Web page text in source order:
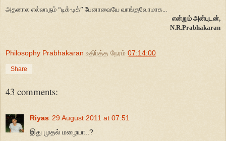
அதனால எல்லாரும் “டிக்-டிக்” பேனாவையே வாங்குவோமாக...
என்றும் அன்புடன்,
N.R.Prabhakaran
Philosophy Prabhakaran உதிர்த்த நேரம் 07:14:00
Share
43 comments:
Riyas 29 August 2011 at 07:51
இது முதல் மழையா..?